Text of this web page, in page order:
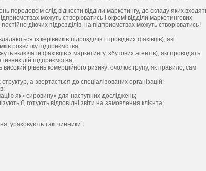
слід віднести відділи маркетингу, до складу яких
можуть створюватись і окремі відділи маркетингових
діючих підрозділів, на підприємствах можуть створюватись і
із керівників підрозділів і провідних фахівців), які
розвитку підприємства;
включати фахівців з маркетингу, збутових агентів), які проводять
дій підприємства;
рівень комерційного ризику: очолює групу, як правило, сам
а звертається до спеціалізованих організацій:
як «сировину» для наступних досліджень;
її, готують відповідні звіти на замовлення клієнта;
ураховують такі чинники: